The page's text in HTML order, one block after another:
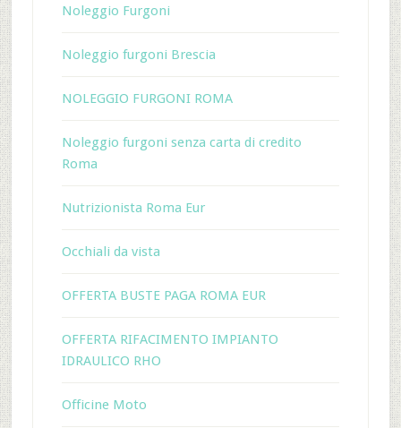
Noleggio Furgoni
Noleggio furgoni Brescia
NOLEGGIO FURGONI ROMA
Noleggio furgoni senza carta di credito
Roma
Nutrizionista Roma Eur
Occhiali da vista
OFFERTA BUSTE PAGA ROMA EUR
OFFERTA RIFACIMENTO IMPIANTO
IDRAULICO RHO
Officine Moto